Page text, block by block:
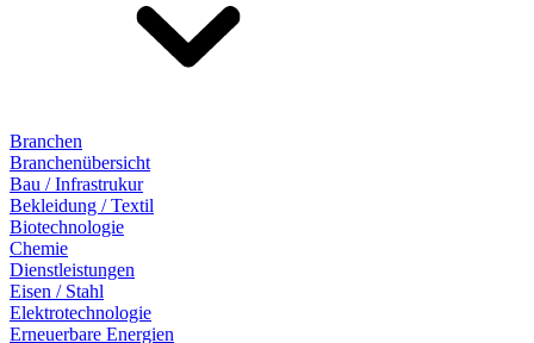
Branchen
Branchenübersicht
Bau / Infrastrukur
Bekleidung / Textil
Biotechnologie
Chemie
Dienstleistungen
Eisen / Stahl
Elektrotechnologie
Erneuerbare Energien